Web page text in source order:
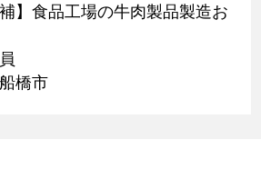
】食品工場の牛肉製品製造お
橋市